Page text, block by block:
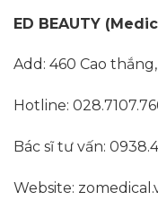
ED BEAUTY
Add: 460 Cao thắng,
Hotline:
Bác sĩ tư vấn:
Website: